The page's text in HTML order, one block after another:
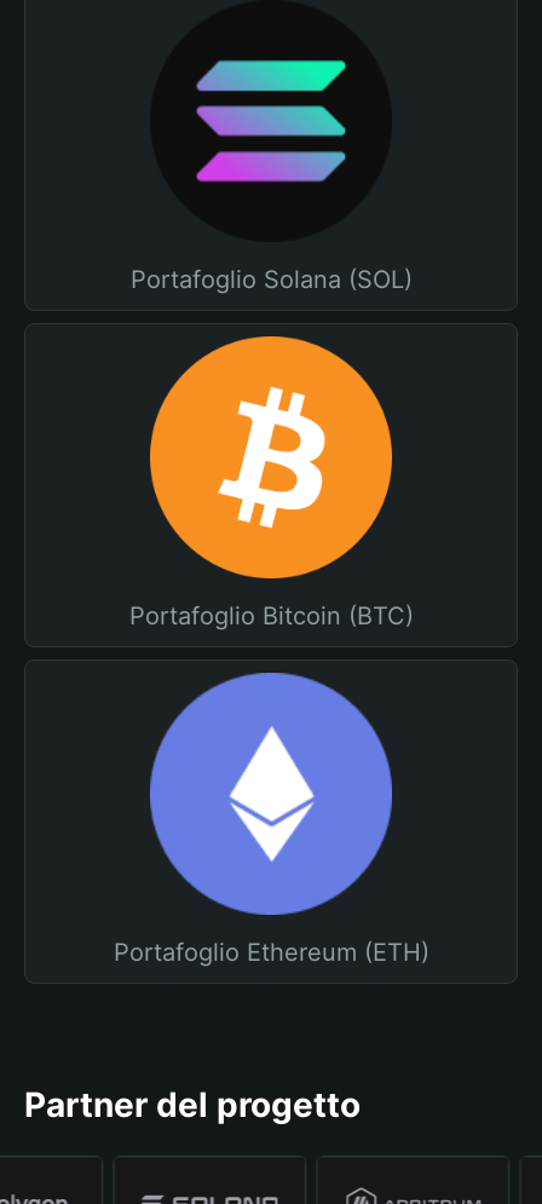
Portafoglio Solana (SOL)
Portafoglio Bitcoin (BTC)
Portafoglio Ethereum (ETH)
Partner del progetto